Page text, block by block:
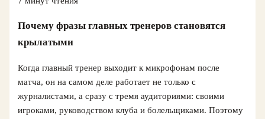
Почему фразы главных тренеров становятся
крылатыми
Когда главный тренер выходит к микрофонам после
матча, он на самом деле работает не только с
журналистами, а сразу с тремя аудиториями: своими
игроками, руководством клуба и болельщиками. Поэтому